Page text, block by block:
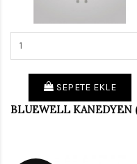
SEPETE EKLE